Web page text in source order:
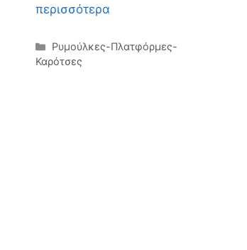
περισσότερα
Κατηγορίες
Ρυμούλκες-Πλατφόρμες-
Καρότσες